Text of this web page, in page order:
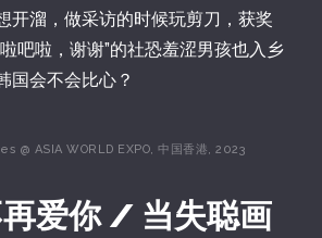
开溜，做采访的时候玩剪刀，获奖
吧啦，谢谢”的社恐羞涩男孩也入乡
国会不会比心？
@ ASIA WORLD EXPO, 中国香港, 2023
再爱你 / 当失聪画